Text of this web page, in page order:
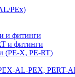
PEx)
и фитинги
и фитинги
(PE-X, PE-RT)
AL-PEX, PERT-